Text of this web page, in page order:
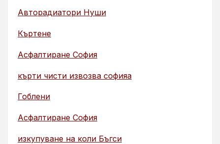
Авторадиатори Нуши
Къртене
Асфалтиране София
кърти чисти извозва софияа
Гоблени
Асфалтиране София
изкупуване на коли Бъгси